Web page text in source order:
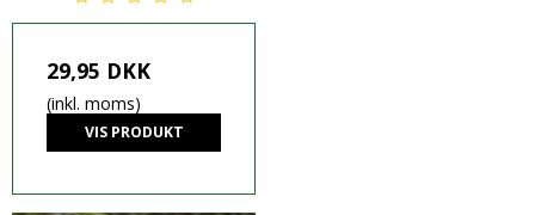
29,95 DKK
(inkl. moms)
VIS PRODUKT